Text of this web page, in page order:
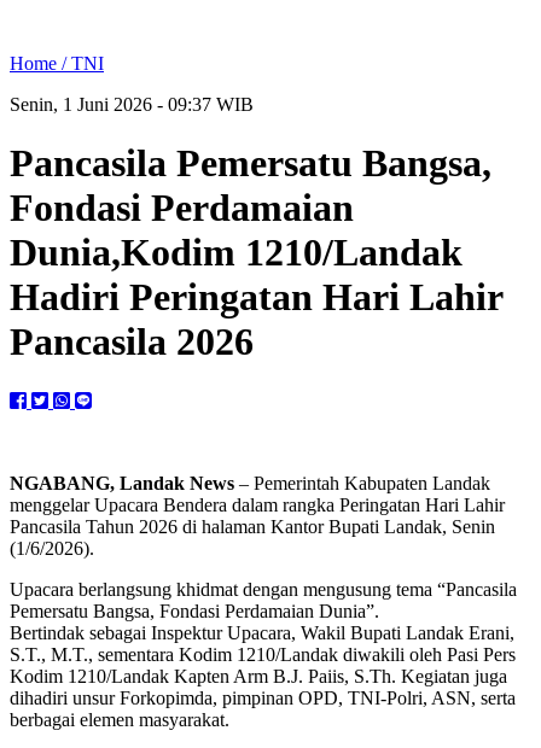
Home /TNI
Senin, 1 Juni 2026 - 09:37 WIB
Pancasila Pemersatu Bangsa,
Fondasi Perdamaian
Dunia,Kodim 1210/Landak
Hadiri Peringatan Hari Lahir
Pancasila 2026
NGABANG, Landak News – Pemerintah Kabupaten Landak
menggelar Upacara Bendera dalam rangka Peringatan Hari Lahir
Pancasila Tahun 2026 di halaman Kantor Bupati Landak, Senin
(1/6/2026).
Upacara berlangsung khidmat dengan mengusung tema “Pancasila
Pemersatu Bangsa, Fondasi Perdamaian Dunia”.
Bertindak sebagai Inspektur Upacara, Wakil Bupati Landak Erani,
S.T., M.T., sementara Kodim 1210/Landak diwakili oleh Pasi Pers
Kodim 1210/Landak Kapten Arm B.J. Paiis, S.Th. Kegiatan juga
dihadiri unsur Forkopimda, pimpinan OPD, TNI-Polri, ASN, serta
berbagai elemen masyarakat.